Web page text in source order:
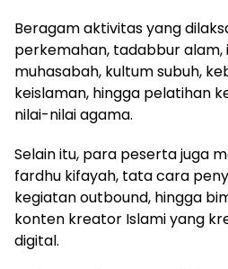
Beragam aktivitas yang
perkemahan, tadabbur alam,
muhasabah, kultum subuh,
keislaman, hingga pelatihan
nilai-nilai agama.
Selain itu, para peserta juga
fardhu kifayah, tata cara
kegiatan outbound, hingga
konten kreator Islami yang
digital.